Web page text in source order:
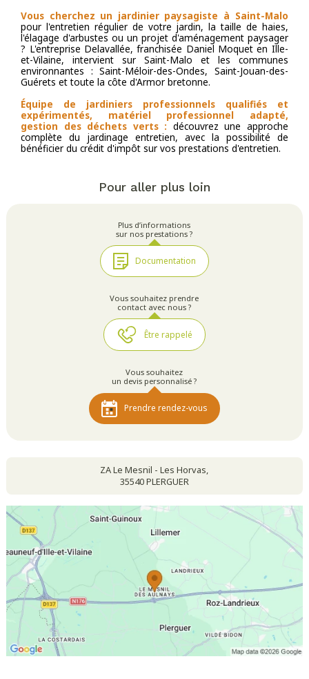
Vous cherchez un jardinier paysagiste à Saint-Malo
pour l'entretien régulier de votre jardin, la taille de haies,
l'élagage d'arbustes ou un projet d'aménagement paysager
? L'entreprise Delavallée, franchisée Daniel Moquet en Ille-
et-Vilaine, intervient sur Saint-Malo et les communes
environnantes : Saint-Méloir-des-Ondes, Saint-Jouan-des-
Guérets et toute la côte d'Armor bretonne.
Équipe de jardiniers professionnels qualifiés et
expérimentés, matériel professionnel adapté,
gestion des déchets verts : découvrez une approche
complète du jardinage entretien, avec la possibilité de
bénéficier du crédit d'impôt sur vos prestations d'entretien.
Pour aller plus loin
Plus d’informations
sur nos prestations ?
Documentation
Vous souhaitez prendre
contact avec nous ?
Être rappelé
Vous souhaitez
un devis personnalisé ?
Prendre rendez-vous
ZA Le Mesnil - Les Horvas,
35540 PLERGUER